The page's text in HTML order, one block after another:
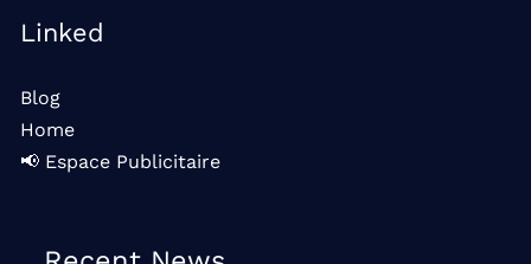
Linked
Blog
Home
📢 Espace Publicitaire